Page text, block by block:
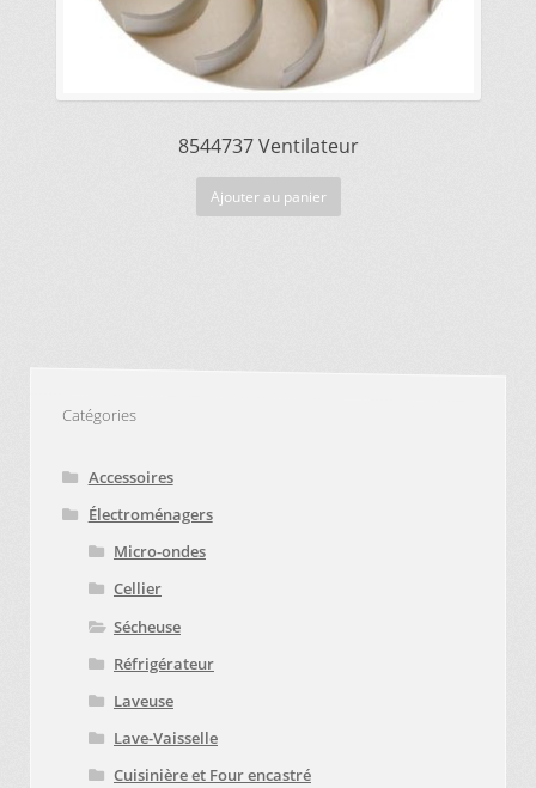
8544737 Ventilateur
Ajouter au panier
Catégories
Accessoires
Électroménagers
Micro-ondes
Cellier
Sécheuse
Réfrigérateur
Laveuse
Lave-Vaisselle
Cuisinière et Four encastré